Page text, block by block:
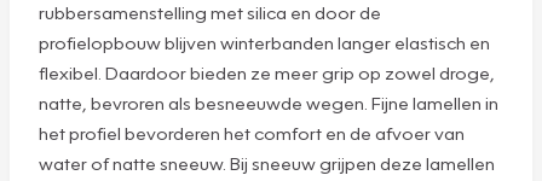
rubbersamenstelling met silica en door de
profielopbouw blijven winterbanden langer elastisch en
flexibel. Daardoor bieden ze meer grip op zowel droge,
natte, bevroren als besneeuwde wegen. Fijne lamellen in
het profiel bevorderen het comfort en de afvoer van
water of natte sneeuw. Bij sneeuw grijpen deze lamellen